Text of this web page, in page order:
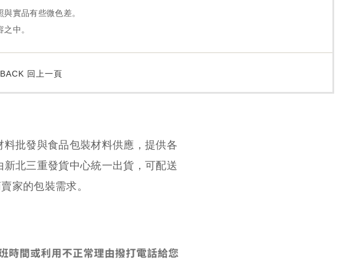
BACK 回上一頁
批發與食品包裝材料供應，提供各
北三重發貨中心統一出貨，可配送
家的包裝需求。